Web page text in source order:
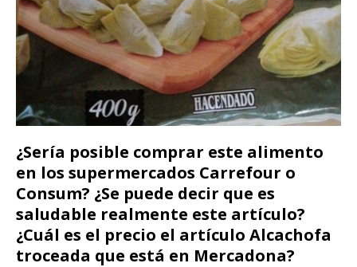
¿Sería posible comprar este alimento
en los supermercados Carrefour o
Consum? ¿Se puede decir que es
saludable realmente este artículo?
¿Cuál es el precio el artículo Alcachofa
troceada que está en Mercadona?